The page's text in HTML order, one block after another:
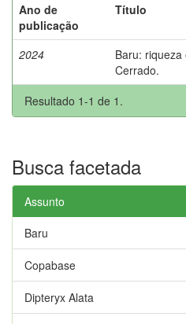
Ano de
publicação
Título
2024
Baru: riqueza
Cerrado.
Resultado 1-1 de 1.
Busca facetada
Assunto
Baru
Copabase
Dipteryx Alata